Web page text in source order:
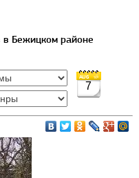
Бежицком районе
7